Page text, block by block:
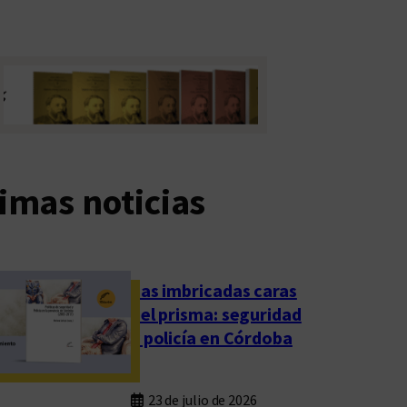
noticias
Las imbricadas caras
del prisma: seguridad
y policía en Córdoba
23 de julio de 2026